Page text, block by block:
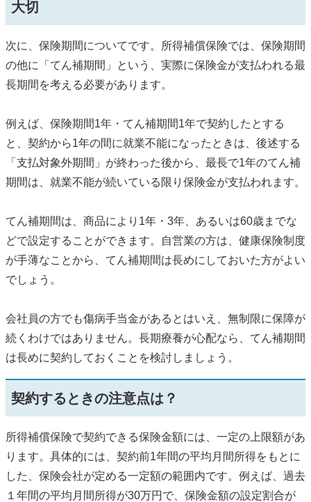
大切
次に、保険期間についてです。所得補償保険では、保険期間
の他に「てん補期間」という、実際に保険金が支払われる最
長期間を考える必要があります。
例えば、保険期間1年・てん補期間1年で契約したとする
と、契約から1年の間に就業不能になったときは、後述する
「支払対象外期間」が終わった後から、最長で1年のてん補
期間は、就業不能が続いている限り保険金が支払われます。
てん補期間は、商品により1年・3年、あるいは60歳までな
どで設定することができます。自営業の方は、健康保険制度
が手薄なことから、てん補期間は長めにしておいた方がよい
でしょう。
会社員の方でも傷病手当金があるとはいえ、無制限に保障が
続くわけではありません。長期療養が心配なら、てん補期間
は長めに契約しておくことを検討しましょう。
契約するときの注意点は？
所得補償保険で契約できる保険金額には、一定の上限額があ
ります。具体的には、契約前1年間の平均月間所得をもとに
した、保険会社が定める一定額の範囲内です。例えば、過去
１年間の平均月間所得が30万円で、保険金額の設定割合が